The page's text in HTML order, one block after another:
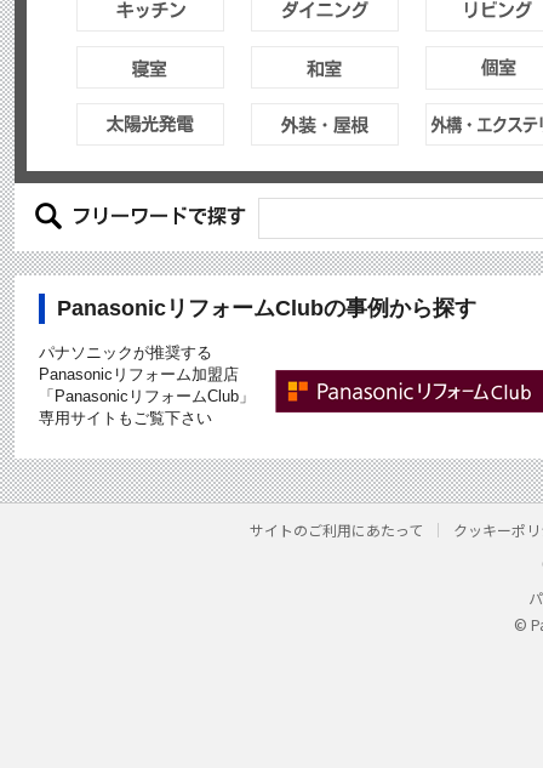
PanasonicリフォームClubの事例から探す
パナソニックが推奨する
Panasonicリフォーム加盟店
「PanasonicリフォームClub」
専用サイトもご覧下さい
サイトのご利用にあたって クッキーポ
©